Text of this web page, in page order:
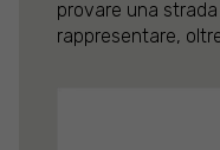
provare una
rappresentare,